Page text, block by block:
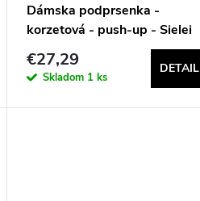
Dámska podprsenka -
korzetová - push-up - Sielei
1580
€27,29
Skladom 1 ks
DETAIL